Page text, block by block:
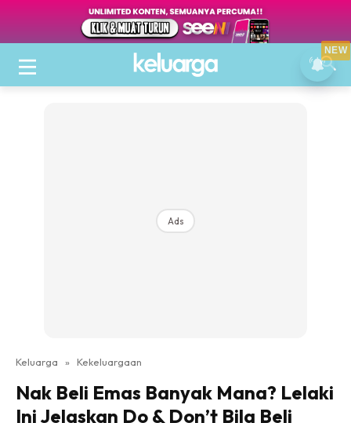
Ads
Keluarga » Kekeluargaan
Nak Beli Emas Banyak Mana? Lelaki
Ini Jelaskan Do & Don’t Bila Beli
NEW